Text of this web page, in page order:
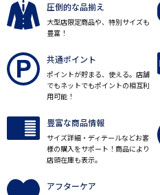
圧倒的な品揃え
大型店限定商品や、特別サイズも
豊富！
共通ポイント
ポイントが貯まる、使える。店舗
でもネットでもポイントの相互利
用可能！
豊富な商品情報
サイズ詳細・ディテールなどお客
様の購入をサポート！商品により
店頭在庫も表示。
アフターケア